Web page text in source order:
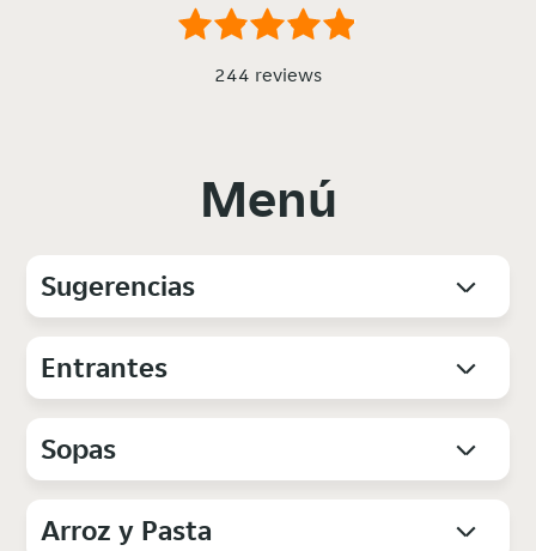
244 reviews
Menú
Sugerencias
Entrantes
Sopas
Arroz y Pasta